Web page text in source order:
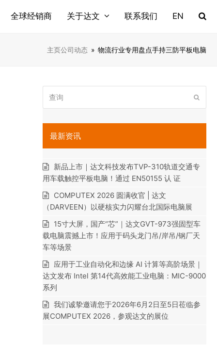
全球经销商 关于达文 联系我们 EN
主页公司动态 » 物流行业专用盘点手持三防平板电脑
询
最新资讯
新品上市｜达文科技发布TVP-310轨道交通专
用车载触控平板电脑！通过 EN50155 认 证
COMPUTEX 2026 圆满收官 | 达文
（DARVEEN）以硬核实力闪耀台北国际电脑展
15寸大屏，国产“芯”｜达文GVT-973强固型车
载电脑震撼上市！应用于码头龙门吊/岸吊/钢厂天
车等场景
应用于工业自动化和边缘 AI 计算等高阶场景｜
达文发布 Intel 第14代高效能工业电脑：MIC-9000
系列
我们诚挚邀请您于2026年6月2日至5日莅临参
展COMPUTEX 2026，参观达文的展位